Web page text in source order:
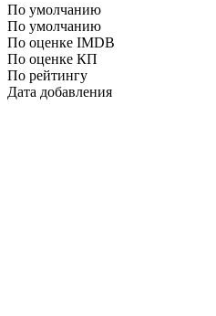
По умолчанию
По умолчанию
По оценке IMDB
По оценке КП
По рейтингу
Дата добавления